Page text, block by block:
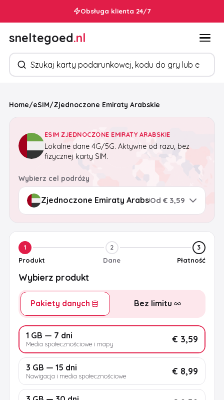
Obsługa klienta 24/7
sneltegoed.nl
Szukaj produktów
Home/eSIM/Zjednoczone Emiraty Arabskie
ESIM ZJEDNOCZONE EMIRATY ARABSKIE
Lokalne dane 4G/5G. Aktywne od razu, bez
fizycznej karty SIM.
Wybierz cel podróży
Od € 3,59
1
Produkt
2
Dane
3
Płatność
Wybierz produkt
Pakiety danych Bez limitu
1 GB — 7 dni
Media społecznościowe i mapy € 3,59
3 GB — 15 dni
Nawigacja i media społecznościowe € 8,99